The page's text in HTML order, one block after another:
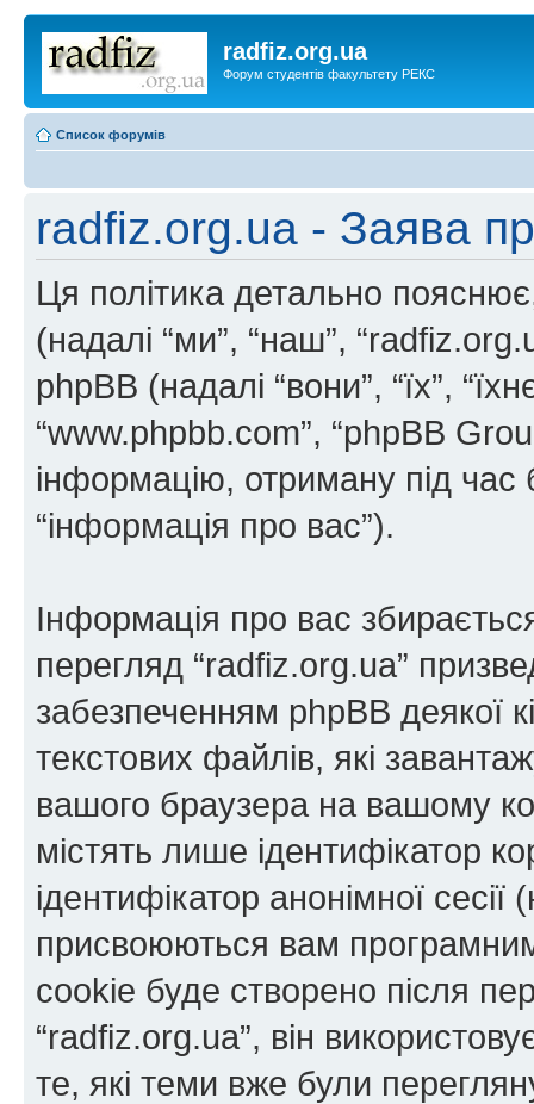
radfiz.org.ua
Форум студентів факультету РЕКС
Список форумів
radfiz.org.ua - Заява
Ця політика детально
(надалі “ми”, “наш”,
phpBB (надалі “вони”, “їх”,
“www.phpbb.com”, “phpBB
інформацію, отриману під час
“інформація про вас”).
Інформація про вас
перегляд “radfiz.org.ua”
забезпеченням phpBB деякої
текстових файлів, які
вашого браузера на вашому
містять лише ідентифікатор
ідентифікатор анонімної
присвоюються вам
cookie буде створено після
“radfiz.org.ua”, він
те, які теми вже були